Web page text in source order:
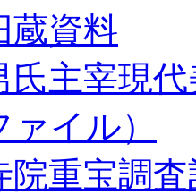
蔵資料
氏主宰現
ァイル）
院重宝調